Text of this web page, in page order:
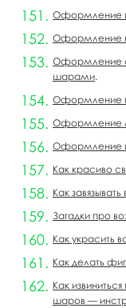
Оформление
Оформление
Оформление
шарами.
Оформление
Оформление
Оформление
Как красиво
Как
Загадки про
Как украсить
Как делать
Как
шаров —